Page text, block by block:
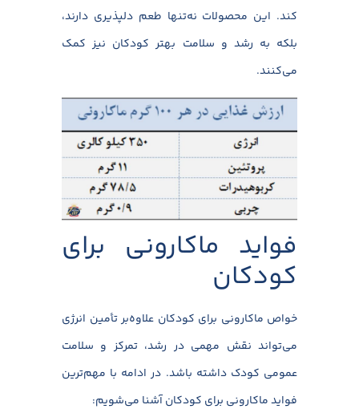
کند. این محصولات نه‌تنها طعم دلپذیری دارند،
بلکه به رشد و سلامت بهتر کودکان نیز کمک
می‌کنند.
فواید ماکارونی برای
کودکان
خواص ماکارونی برای کودکان علاوه‌بر تأمین انرژی
می‌تواند نقش مهمی در رشد، تمرکز و سلامت
عمومی کودک داشته باشد. در ادامه با مهم‌ترین
فواید ماکارونی برای کودکان آشنا می‌شویم: